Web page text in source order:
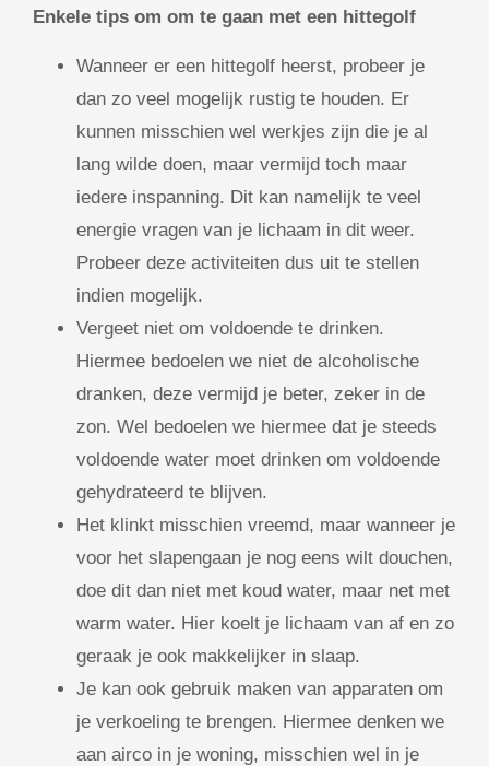
Enkele tips om om te gaan met een hittegolf
Wanneer er een hittegolf heerst, probeer je
dan zo veel mogelijk rustig te houden. Er
kunnen misschien wel werkjes zijn die je al
lang wilde doen, maar vermijd toch maar
iedere inspanning. Dit kan namelijk te veel
energie vragen van je lichaam in dit weer.
Probeer deze activiteiten dus uit te stellen
indien mogelijk.
Vergeet niet om voldoende te drinken.
Hiermee bedoelen we niet de alcoholische
dranken, deze vermijd je beter, zeker in de
zon. Wel bedoelen we hiermee dat je steeds
voldoende water moet drinken om voldoende
gehydrateerd te blijven.
Het klinkt misschien vreemd, maar wanneer je
voor het slapengaan je nog eens wilt douchen,
doe dit dan niet met koud water, maar net met
warm water. Hier koelt je lichaam van af en zo
geraak je ook makkelijker in slaap.
Je kan ook gebruik maken van apparaten om
je verkoeling te brengen. Hiermee denken we
aan airco in je woning, misschien wel in je